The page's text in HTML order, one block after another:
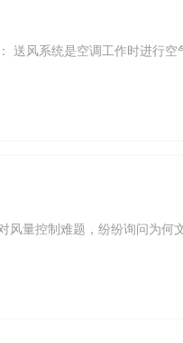
风系统是空调工作时进行
量控制难题，纷纷询问为